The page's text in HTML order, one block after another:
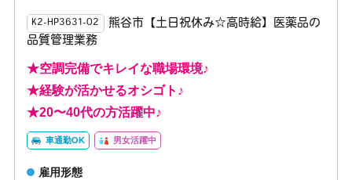
K2-HP3631-02
熊谷市【土日祝休み☆高時給】医薬品の
品質管理業務
★空調完備でキレイな職場環境♪
★経験が活かせるオシゴト♪
★20〜40代の方活躍中♪
車通勤OK 男女活躍中
雇用形態